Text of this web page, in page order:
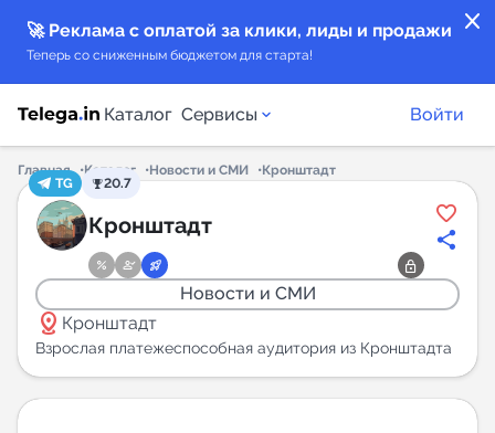
close
🚀 Реклама с оплатой за клики, лиды и продажи
Теперь со сниженным бюджетом для старта!
Каталог Сервисы
Каталог каналов
Каталог ботов
Горящие предложения
Индекс читаемости каналов в Telegram
Войти
Главная Каталог Новости и СМИ
Кронштадт
TG
20.7
Кронштадт
Новости и СМИ
distance Кронштадт
Взрослая платежеспособная аудитория из Кронштадта